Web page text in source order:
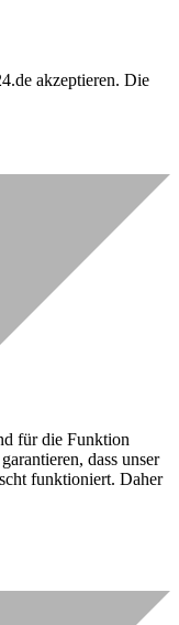
akzeptieren. Die
für die Funktion
dass unser
funktioniert. Daher